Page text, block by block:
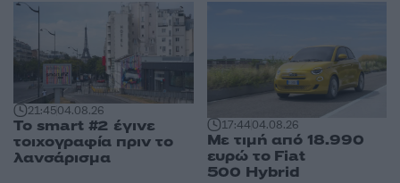
21:4504.08.26
Το smart #2 έγινε
τοιχογραφία πριν το
λανσάρισμα
17:4404.08.26
Με τιμή από 18.990
ευρώ το Fiat
500 Hybrid